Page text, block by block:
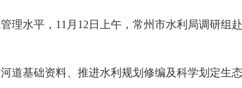
水平，11月12日上午，常州市水利局调研组
道基础资料、推进水利规划修编及科学划定生